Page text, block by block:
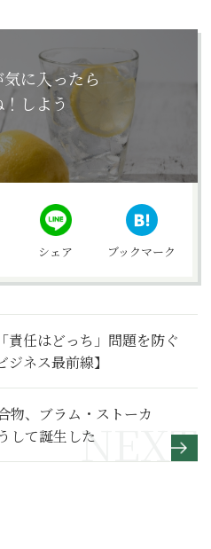
に入ったら
しよう
シェア ブックマーク
責任はどっち」問題を防ぐ
ネス最前線】
物、ブラム・ストーカ
して誕生した